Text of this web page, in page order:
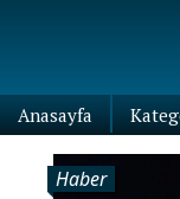
Anasayfa
Haber